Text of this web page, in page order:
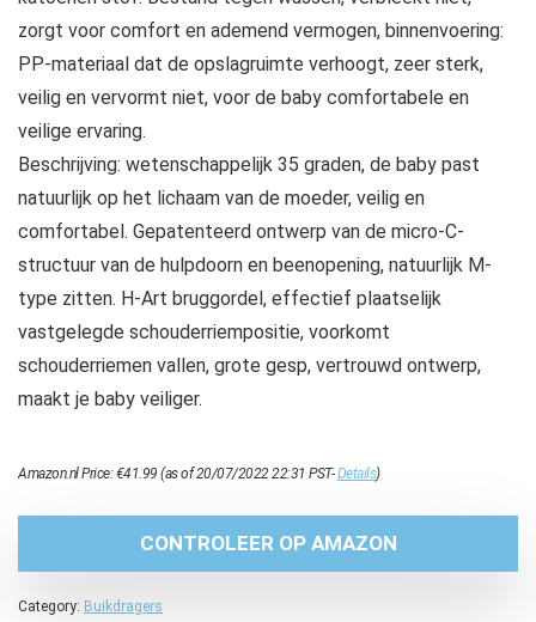
zorgt voor comfort en ademend vermogen, binnenvoering:
PP-materiaal dat de opslagruimte verhoogt, zeer sterk,
veilig en vervormt niet, voor de baby comfortabele en
veilige ervaring.
Beschrijving: wetenschappelijk 35 graden, de baby past
natuurlijk op het lichaam van de moeder, veilig en
comfortabel. Gepatenteerd ontwerp van de micro-C-
structuur van de hulpdoorn en beenopening, natuurlijk M-
type zitten. H-Art bruggordel, effectief plaatselijk
vastgelegde schouderriempositie, voorkomt
schouderriemen vallen, grote gesp, vertrouwd ontwerp,
maakt je baby veiliger.
Amazon.nl Price:€41.99 (as of 20/07/2022 22:31 PST-Details)
CONTROLEER OP AMAZON
Category: Buikdragers